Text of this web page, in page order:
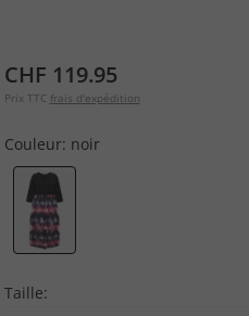
CHF 119.95
Prix TTC frais d'expédition
Couleur: noir
Taille: